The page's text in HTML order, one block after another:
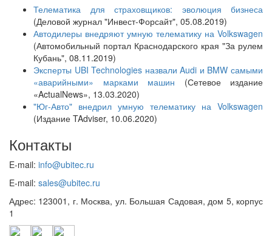
Телематика для страховщиков: эволюция бизнеса
(Деловой журнал "Инвест-Форсайт", 05.08.2019)
Автодилеры внедряют умную телематику на Volkswagen
(Автомобильный портал Краснодарского края "За рулем
Кубань", 08.11.2019)
Эксперты UBI Technologies назвали Audi и BMW самыми
«аварийными» марками машин (Сетевое издание
«ActualNews», 13.03.2020)
"Юг-Авто" внедрил умную телематику на Volkswagen
(Издание TAdviser, 10.06.2020)
Контакты
E-mail: info@ubitec.ru
E-mail: sales@ubitec.ru
Адрес: 123001, г. Москва, ул. Большая Садовая, дом 5, корпус
1